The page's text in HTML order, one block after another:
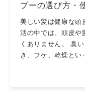
プーの選び方・
美しい髪は健康な頭
活の中では、頭皮や
くありません。 臭
き、フケ、乾燥とい